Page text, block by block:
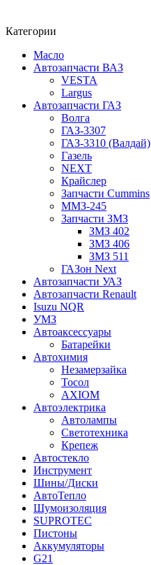
Категории
Масло
Автозапчасти ВАЗ
VESTA
Largus
Автозапчасти ГАЗ
Волга
ГАЗ-3307
ГАЗ-3310 (Валдай)
Газель
NEXT
Крайслер
Запчасти Cummins
ММЗ-245
Запчасти ЗМЗ
ЗМЗ 402
ЗМЗ 406
ЗМЗ 511
ГАЗон Next
Автозапчасти УАЗ
Автозапчасти Renault
Isuzu NQR
УМЗ
Автоаксессуары
Батарейки
Автохимия
Незамерзайка
Тосол
AXIOM
Автоэлектрика
Автолампы
Светотехника
Крепеж
Автостекло
Инструмент
Шины/Диски
АвтоТепло
Шумоизоляция
SUPROTEC
Пистоны
Аккумуляторы
G21